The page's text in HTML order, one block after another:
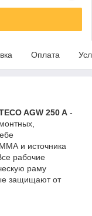
Оплата
AGW 250 A -
и источника
рабочие
раму
защищают от